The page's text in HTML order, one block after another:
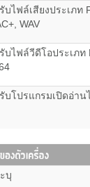
บไฟล์เสียงประเภท
WAV
บไฟล์วีดีโอประเภท
บโปรแกรมเปิดอ่าน
บุ